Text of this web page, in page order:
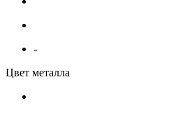
-
Цвет металла